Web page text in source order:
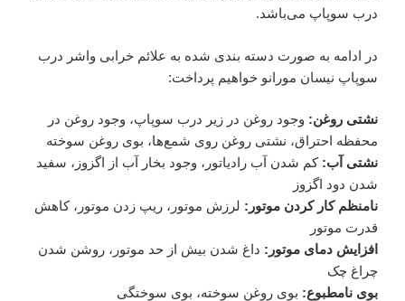
درب سوپاپ می‌باشد.
در ادامه به صورت دسته بندی شده به علائم خرابی واشر درب
سوپاپ نیسان مورانو خواهیم پرداخت:
نشتی روغن: وجود روغن در زیر درب سوپاپ، وجود روغن در
محفظه احتراق، نشتی روغن روی شمع‌ها، بوی روغن سوخته
نشتی آب: کم شدن آب رادیاتور، وجود بخار آب از اگزوز، سفید
شدن دود اگزوز
نامنظم کار کردن موتور: لرزش موتور، ریپ زدن موتور، کاهش
قدرت موتور
افزایش دمای موتور: داغ شدن بیش از حد موتور، روشن شدن
چراغ چک
بوی نامطبوع: بوی روغن سوخته، بوی سوختگی